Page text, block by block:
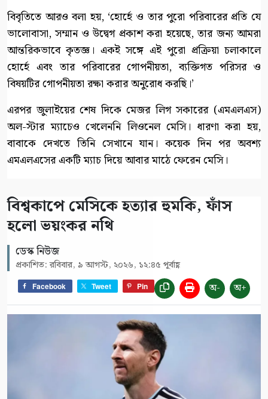
বিবৃতিতে আরও বলা হয়, ‘হোর্হে ও তার পুরো পরিবারের প্রতি যে
ভালোবাসা, সম্মান ও উদ্বেগ প্রকাশ করা হয়েছে, তার জন্য আমরা
আন্তরিকভাবে কৃতজ্ঞ। একই সঙ্গে এই পুরো প্রক্রিয়া চলাকালে
হোর্হে এবং তার পরিবারের গোপনীয়তা, ব্যক্তিগত পরিসর ও
বিষয়টির গোপনীয়তা রক্ষা করার অনুরোধ করছি।’
এরপর জুলাইয়ের শেষ দিকে মেজর লিগ সকারের (এমএলএস)
অল-স্টার ম্যাচেও খেলেননি লিওনেল মেসি। ধারণা করা হয়,
বাবাকে দেখতে তিনি সেখানে যান। কয়েক দিন পর অবশ্য
এমএলএসের একটি ম্যাচ দিয়ে আবার মাঠে ফেরেন মেসি।
বিশ্বকাপে মেসিকে হত্যার হুমকি, ফাঁস
হলো ভয়ংকর নথি
ডেস্ক নিউজ
প্রকাশিত: রবিবার, ৯ আগস্ট, ২০২৬, ১২:৪৫ পূর্বাহ্ণ
Facebook Tweet Pin অ- অ+